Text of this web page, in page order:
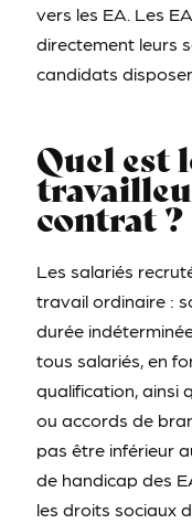
vers les EA. Les
directement leurs
candidats
Quel est
contrat ?
Les salariés
travail ordinaire :
durée
tous salariés, en
qualification, ainsi
ou accords de
pas être inférieur
de handicap des
les droits sociaux